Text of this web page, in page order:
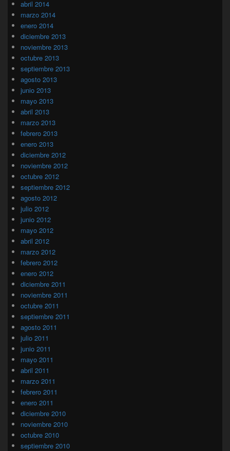
abril 2014
marzo 2014
enero 2014
diciembre 2013
noviembre 2013
octubre 2013
septiembre 2013
agosto 2013
junio 2013
mayo 2013
abril 2013
marzo 2013
febrero 2013
enero 2013
diciembre 2012
noviembre 2012
octubre 2012
septiembre 2012
agosto 2012
julio 2012
junio 2012
mayo 2012
abril 2012
marzo 2012
febrero 2012
enero 2012
diciembre 2011
noviembre 2011
octubre 2011
septiembre 2011
agosto 2011
julio 2011
junio 2011
mayo 2011
abril 2011
marzo 2011
febrero 2011
enero 2011
diciembre 2010
noviembre 2010
octubre 2010
septiembre 2010